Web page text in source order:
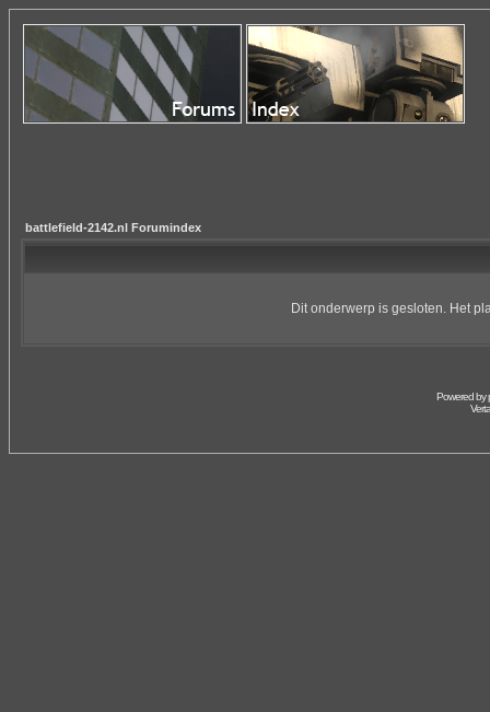
battlefield-2142.nl Forumindex
Dit onderwerp is gesloten. Het
Powered by